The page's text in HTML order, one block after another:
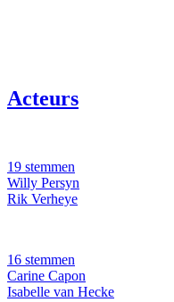
Acteurs
19 stemmen
Willy Persyn
Rik Verheye
16 stemmen
Carine Capon
Isabelle van Hecke